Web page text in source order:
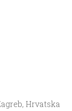
Hrvatska